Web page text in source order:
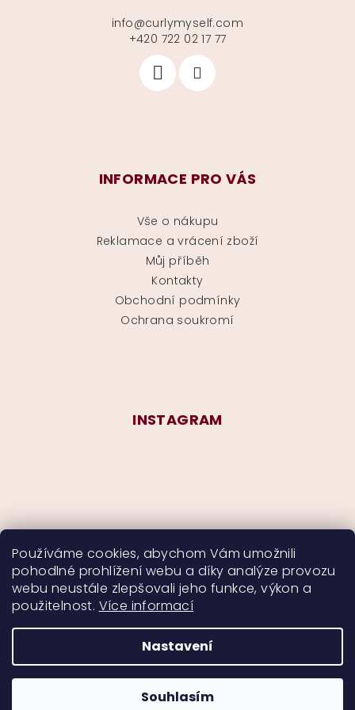
Používáme cookies, abychom Vám umožnili
pohodlné prohlížení webu a díky analýze provozu
webu neustále zlepšovali jeho funkce, výkon a
použitelnost. Více informací
Nastavení
Souhlasím
info@curlymyself.com
+420 722 02 17 77
INFORMACE PRO VÁS
Vše o nákupu
Reklamace a vrácení zboží
Můj příběh
Kontakty
Obchodní podmínky
Ochrana soukromí
INSTAGRAM
Sledovat na Instagramu